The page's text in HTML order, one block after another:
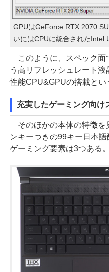
GPUはGeForce RTX 2070
いにはCPUに統合されたIntel
このように、スペック面
う高リフレッシュレート
性能CPU&GPUの搭載とい
充実したゲーミング向け
そのほかの本体の特徴を
ンキーつきの99キー日本
ゲーミング要素は3つある。